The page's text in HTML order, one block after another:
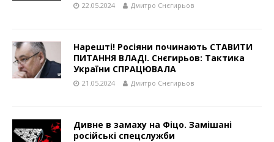
22.05.2024 Дмитро Снєгирьов
Нарешті! Росіяни починають СТАВИТИ
ПИТАННЯ ВЛАДІ. Снєгирьов: Тактика
України СПРАЦЮВАЛА
21.05.2024 Дмитро Снєгирьов
Дивне в замаху на Фіцо. Замішані
російські спецслужби